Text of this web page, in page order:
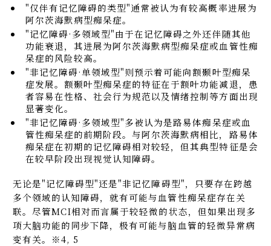
"仅伴有记忆障碍的类型"通常被认为有较高概率进展为
阿尔茨海默病型痴呆症。
"记忆障碍·多领域型"由于在记忆障碍之外还伴随其他
功能衰退，其进展为阿尔茨海默病型痴呆症或血管性痴
呆症的风险较高。
"非记忆障碍·单领域型"则预示着可能向额颞叶型痴呆
症发展。额颞叶型痴呆症的特征在于额叶功能减退，患
者容易在性格、社会行为规范以及情绪控制等方面出现
显著变化。
"非记忆障碍·多领域型"多被认为是路易体痴呆症或血
管性痴呆症的前期阶段。与阿尔茨海默病相比，路易体
痴呆症在初期的记忆障碍相对较轻，但其典型特征是会
在较早阶段出现视觉认知障碍。
无论是"记忆障碍型"还是"非记忆障碍型"，只要存在跨越
多个领域的认知障碍，就有可能与血管性痴呆症存在关
联。尽管MCI相对而言属于较轻微的状态，但如果出现多
项大脑功能的同步下降，极有可能与脑血管的轻微异常病
变有关。※4, 5